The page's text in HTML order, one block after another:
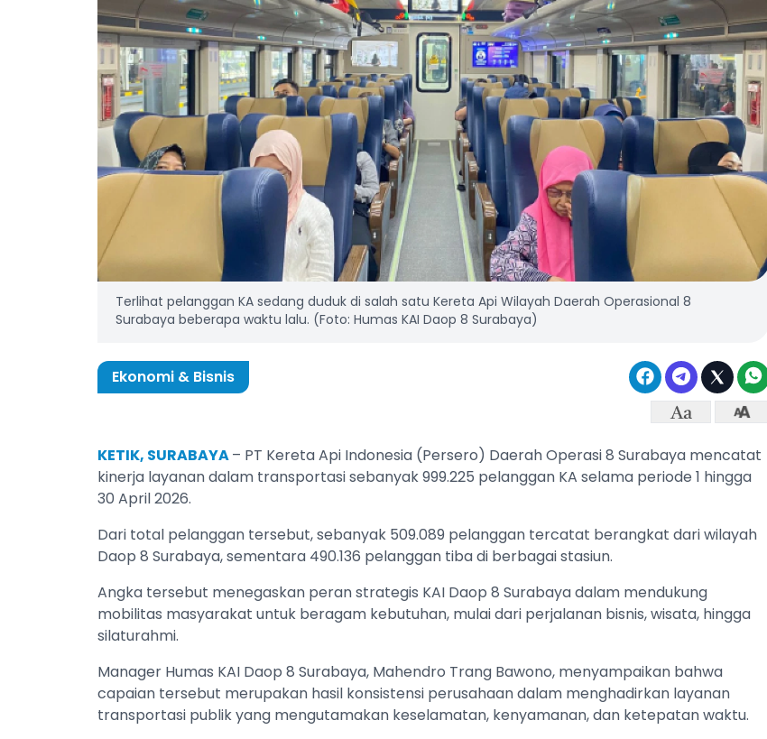
Terlihat pelanggan KA sedang duduk di salah satu Kereta Api Wilayah Daerah Operasional 8
Surabaya beberapa waktu lalu. (Foto: Humas KAI Daop 8 Surabaya)
Ekonomi & Bisnis
KETIK, SURABAYA– PT Kereta Api Indonesia (Persero) Daerah Operasi 8 Surabaya mencatat
kinerja layanan dalam transportasi sebanyak 999.225 pelanggan KA selama periode 1 hingga
30 April 2026.
Dari total pelanggan tersebut, sebanyak 509.089 pelanggan tercatat berangkat dari wilayah
Daop 8 Surabaya, sementara 490.136 pelanggan tiba di berbagai stasiun.
Angka tersebut menegaskan peran strategis KAI Daop 8 Surabaya dalam mendukung
mobilitas masyarakat untuk beragam kebutuhan, mulai dari perjalanan bisnis, wisata, hingga
silaturahmi.
Manager Humas KAI Daop 8 Surabaya, Mahendro Trang Bawono, menyampaikan bahwa
capaian tersebut merupakan hasil konsistensi perusahaan dalam menghadirkan layanan
transportasi publik yang mengutamakan keselamatan, kenyamanan, dan ketepatan waktu.